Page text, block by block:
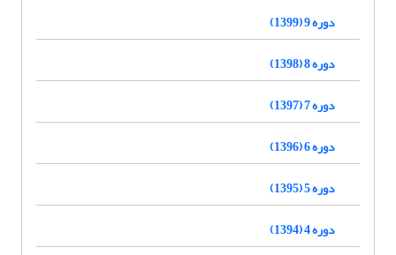
دوره 9 (1399)
دوره 8 (1398)
دوره 7 (1397)
دوره 6 (1396)
دوره 5 (1395)
دوره 4 (1394)